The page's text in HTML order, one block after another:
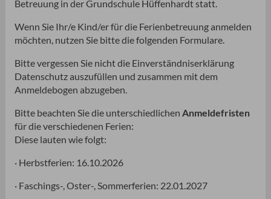
Betreuung in der Grundschule Hüffenhardt statt.
Wenn Sie Ihr/e Kind/er für die Ferienbetreuung anmelden
möchten, nutzen Sie bitte die folgenden Formulare.
Bitte vergessen Sie nicht die Einverständniserklärung
Datenschutz auszufüllen und zusammen mit dem
Anmeldebogen abzugeben.
Bitte beachten Sie die unterschiedlichen Anmeldefristen
für die verschiedenen Ferien:
Diese lauten wie folgt:
· Herbstferien: 16.10.2026
· Faschings-, Oster-, Sommerferien: 22.01.2027